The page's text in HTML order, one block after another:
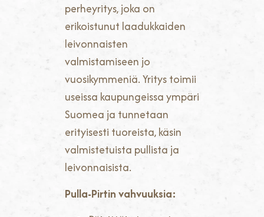
perheyritys, joka on
erikoistunut laadukkaiden
leivonnaisten
valmistamiseen jo
vuosikymmeniä. Yritys toimii
useissa kaupungeissa ympäri
Suomea ja tunnetaan
erityisesti tuoreista, käsin
valmistetuista pullista ja
leivonnaisista.
Pulla-Pirtin vahvuuksia: